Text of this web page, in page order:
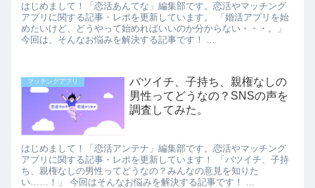
はじめまして！「恋活あんてな」編集部です。恋活やマッチング
アプリに関する記事・レポを更新しています。 「婚活アプリを始
めたいけど、どうやって始めればいいのか分からない・・・。」
今回は、そんなお悩みを解決する記事です！ ...
マッチングアプリ
バツイチ、子持ち、親権なしの
男性ってどうなの？SNSの声を
調査してみた。
はじめまして！「恋活アンテナ」編集部です。恋活やマッチング
アプリに関する記事・レポを更新しています！ 「バツイチ、子持
ち、親権なしの男性ってどうなの？みんなの意見を知りた
い……！」 今回はそんなお悩みを解決する記事です！ ...